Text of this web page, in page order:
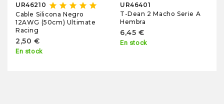
UR46210 star star star star star
Cable Silicona Negro
12AWG (50cm) Ultimate
Racing
2,50 €
En stock
UR46401
T-Dean 2 Macho Serie A
Hembra
6,45 €
En stock